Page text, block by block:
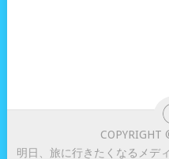
明日、旅に行きたくなるメデ